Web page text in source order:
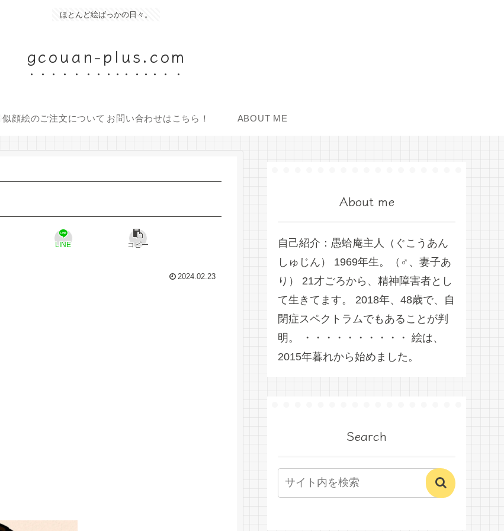
ほとんど絵ばっかの日々。
gcouan-plus.com
似顔絵のご注文について お問い合わせはこちら！ ABOUT ME
LINE コピー
2024.02.23
About me
自己紹介：愚蛤庵主人（ぐこうあん
しゅじん） 1969年生。（♂、妻子あ
り） 21才ごろから、精神障害者とし
て生きてます。 2018年、48歳で、自
閉症スペクトラムでもあることが判
明。 ・・・・・・・・・・ 絵は、
2015年暮れから始めました。
Search